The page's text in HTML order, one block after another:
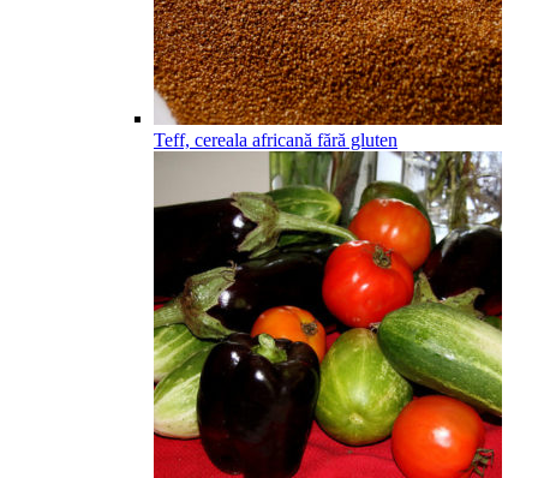
Teff, cereala africană fără gluten